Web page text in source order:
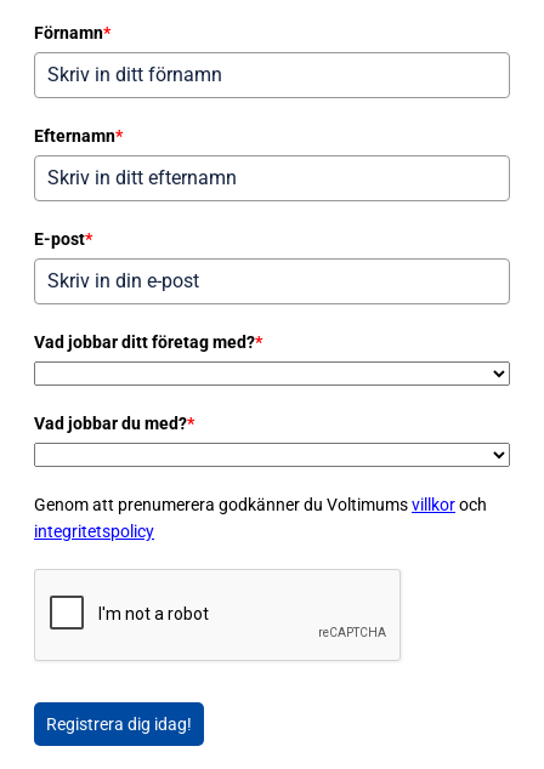
Förnamn*
Efternamn*
E-post*
Vad jobbar ditt företag med?*
Vad jobbar du med?*
Genom att prenumerera godkänner du Voltimumsvillkoroch
integritetspolicy
Registrera dig idag!